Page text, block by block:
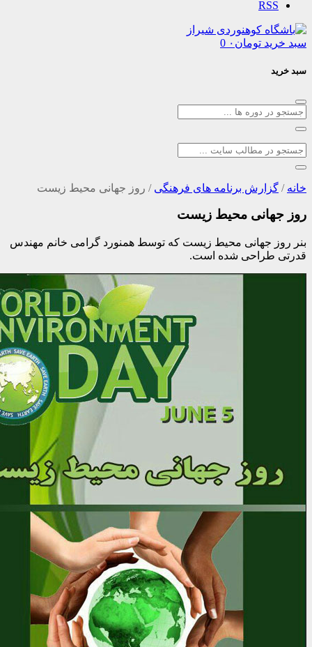
تومان۰ 0
برنامه های فرهنگی/روز جهانی محیط زیست
محیط زیست
جهانی محیط زیست که توسط همنورد گرامی خانم مهندس
شده است.